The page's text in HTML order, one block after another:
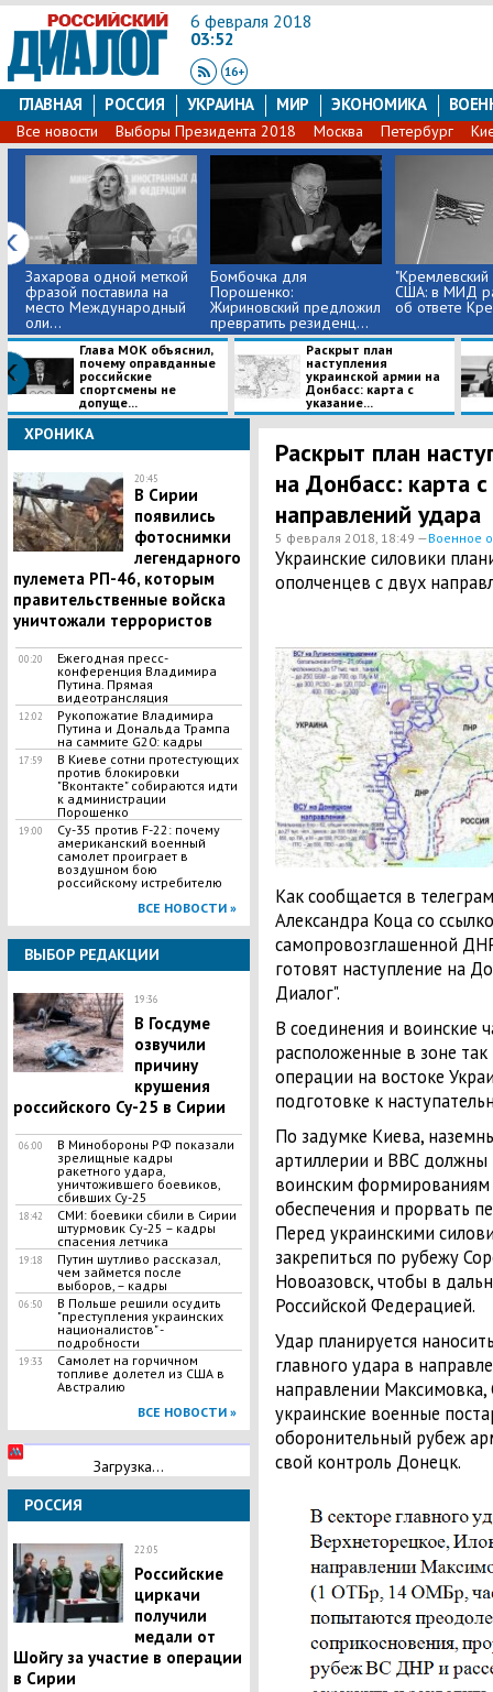
6 февраля 2018
03:52
ГЛАВНАЯ РОССИЯ УКРАИНА МИР ЭКОНОМИКА
Все новости Выборы Президента 2018 Москва Петербург
Захарова одной меткой
фразой поставила на
место Международный
оли...
Бомбочка для
Порошенко:
Жириновский предложил
превратить резиденц...
США: в МИД
об ответе
Глава МОК объяснил,
почему оправданные
российские
спортсмены не
допуще...
Раскрыт план
наступления
украинской армии на
Донбасс: карта с
указание...
ХРОНИКА
20:45
В Сирии
появились
фотоснимки
легендарного
пулемета РП-46, которым
правительственные войска
уничтожали террористов
00:20
Ежегодная пресс-
конференция Владимира
Путина. Прямая
видеотрансляция
12:02
Рукопожатие Владимира
Путина и Дональда Трампа
на саммите G20: кадры
17:59
В Киеве сотни протестующих
против блокировки
"Вконтакте" собираются идти
к администрации
Порошенко
19:00
Су-35 против F-22: почему
американский военный
самолет проиграет в
воздушном бою
российскому истребителю
ВСЕ НОВОСТИ »
ВЫБОР РЕДАКЦИИ
19:36
В Госдуме
озвучили
причину
крушения
российского Су-25 в Сирии
06:00
B Mинобopoны РФ показали
зрелищные кадры
ракетного удара,
уничтожившего боевиков,
сбивших Cy-25
18:42
СМИ: боевики сбили в Сирии
штурмовик Су-25 – кадры
спасения летчика
19:18
Путин шутливо рассказал,
чем займется после
выборов, – кадры
06:50
В Польше решили осудить
"преступления украинских
националистов" -
подробности
19:33
Самолет на горчичном
топливе долетел из США в
Австралию
ВСЕ НОВОСТИ »
Загрузка...
РОССИЯ
22:05
Российские
циркачи
получили
медали от
Шойгу за участие в операции
в Сирии
Раскрыт план
на Донбасс: карта
направлений удара
5 февраля 2018, 18:49 —Военное
Украинские силовики
ополченцев с двух
Как сообщается в
Александра Коца со
самопровозглашенной
готовят наступление на
Диалог".
В соединения и воинские
расположенные в зоне
операции на востоке
подготовке к
По задумке Киева,
артиллерии и ВВС должны
воинским
обеспечения и прорвать
Перед украинскими
закрепиться по рубежу
Новоазовск, чтобы в
Российской Федерацией.
Удар планируется
главного удара в
направлении
украинские военные
оборонительный рубеж
свой контроль Донецк.